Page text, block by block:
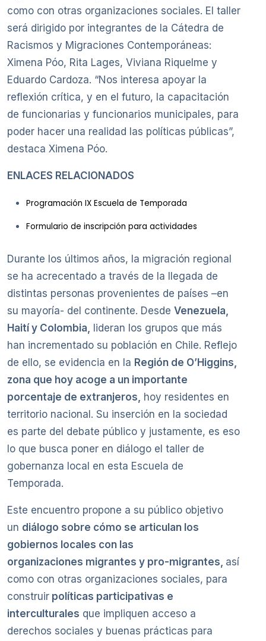
como con otras organizaciones sociales. El taller
será dirigido por integrantes de la Cátedra de
Racismos y Migraciones Contemporáneas:
Ximena Póo, Rita Lages, Viviana Riquelme y
Eduardo Cardoza. “Nos interesa apoyar la
reflexión crítica, y en el futuro, la capacitación
de funcionarias y funcionarios municipales, para
poder hacer una realidad las políticas públicas”,
destaca Ximena Póo.
ENLACES RELACIONADOS
Programación IX Escuela de Temporada
Formulario de inscripción para actividades
Durante los últimos años, la migración regional
se ha acrecentado a través de la llegada de
distintas personas provenientes de países –en
su mayoría- del continente. Desde Venezuela,
Haití y Colombia, lideran los grupos que más
han incrementado su población en Chile. Reflejo
de ello, se evidencia en la Región de O’Higgins,
zona que hoy acoge a un importante
porcentaje de extranjeros, hoy residentes en
territorio nacional. Su inserción en la sociedad
es parte del debate público y justamente, es eso
lo que busca poner en diálogo el taller de
gobernanza local en esta Escuela de
Temporada.
Este encuentro propone a su público objetivo
un diálogo sobre cómo se articulan los
gobiernos locales con las
organizaciones migrantes y pro-migrantes, así
como con otras organizaciones sociales, para
construir políticas participativas e
interculturales que impliquen acceso a
derechos sociales y buenas prácticas para